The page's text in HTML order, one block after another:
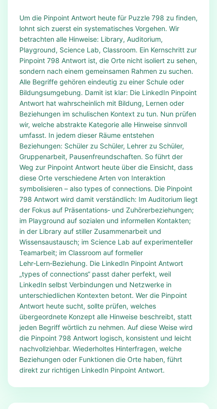
Um die Pinpoint Antwort heute für Puzzle 798 zu finden,
lohnt sich zuerst ein systematisches Vorgehen. Wir
betrachten alle Hinweise: Library, Auditorium,
Playground, Science Lab, Classroom. Ein Kernschritt zur
Pinpoint 798 Antwort ist, die Orte nicht isoliert zu sehen,
sondern nach einem gemeinsamen Rahmen zu suchen.
Alle Begriffe gehören eindeutig zu einer Schule oder
Bildungsumgebung. Damit ist klar: Die LinkedIn Pinpoint
Antwort hat wahrscheinlich mit Bildung, Lernen oder
Beziehungen im schulischen Kontext zu tun. Nun prüfen
wir, welche abstrakte Kategorie alle Hinweise sinnvoll
umfasst. In jedem dieser Räume entstehen
Beziehungen: Schüler zu Schüler, Lehrer zu Schüler,
Gruppenarbeit, Pausenfreundschaften. So führt der
Weg zur Pinpoint Antwort heute über die Einsicht, dass
diese Orte verschiedene Arten von Interaktion
symbolisieren – also types of connections. Die Pinpoint
798 Antwort wird damit verständlich: Im Auditorium liegt
der Fokus auf Präsentations‑ und Zuhörerbeziehungen;
im Playground auf sozialen und informellen Kontakten;
in der Library auf stiller Zusammenarbeit und
Wissensaustausch; im Science Lab auf experimenteller
Teamarbeit; im Classroom auf formeller
Lehr‑Lern‑Beziehung. Die LinkedIn Pinpoint Antwort
„types of connections“ passt daher perfekt, weil
LinkedIn selbst Verbindungen und Netzwerke in
unterschiedlichen Kontexten betont. Wer die Pinpoint
Antwort heute sucht, sollte prüfen, welches
übergeordnete Konzept alle Hinweise beschreibt, statt
jeden Begriff wörtlich zu nehmen. Auf diese Weise wird
die Pinpoint 798 Antwort logisch, konsistent und leicht
nachvollziehbar. Wiederholtes Hinterfragen, welche
Beziehungen oder Funktionen die Orte haben, führt
direkt zur richtigen LinkedIn Pinpoint Antwort.